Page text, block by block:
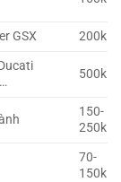
GSX
200k
500k
150-
250k
70-
150k